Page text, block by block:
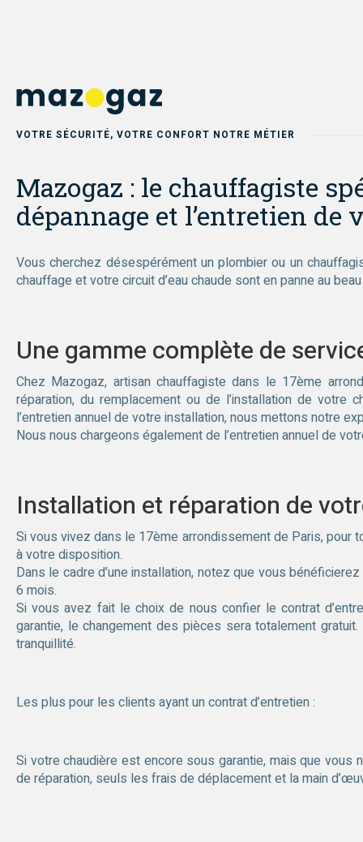
VOTRE SÉCURITÉ, VOTRE CONFORT NOTRE MÉTIER
Mazogaz : le chauffagiste
dépannage et l’entretien de
Vous cherchez désespérément un plombier ou un
chauffage et votre circuit d’eau chaude sont en panne au
Une gamme complète de
Chez Mazogaz, artisan chauffagiste dans le 17ème
réparation, du remplacement ou de l’installation de
l’entretien annuel de votre installation, nous mettons notre
Nous nous chargeons également de l’entretien annuel de
Installation et réparation de
Si vous vivez dans le 17ème arrondissement de Paris, pour
à votre disposition.
Dans le cadre d’une installation, notez que vous
6 mois.
Si vous avez fait le choix de nous confier le contrat
garantie, le changement des pièces sera totalement
tranquillité.
Les plus pour les clients ayant un contrat d’entretien :
Si votre chaudière est encore sous garantie, mais que
de réparation, seuls les frais de déplacement et la main